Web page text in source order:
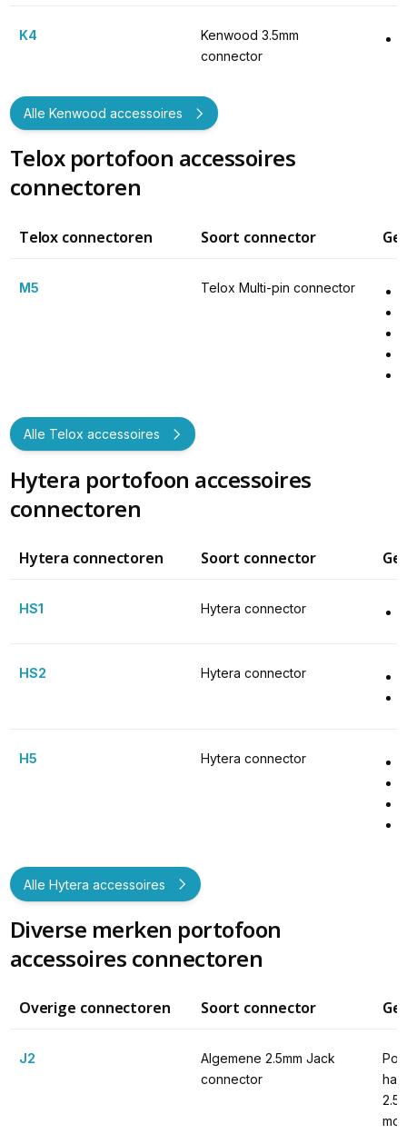
K4
Kenwood 3.5mm
connector
Alle Kenwood accessoires
Telox portofoon accessoires
connectoren
Telox connectoren Soort connector
M5 Telox Multi-pin connector
Alle Telox accessoires
Hytera portofoon accessoires
connectoren
Hytera connectoren Soort connector
HS1 Hytera connector
HS2 Hytera connector
H5 Hytera connector
Alle Hytera accessoires
Diverse merken portofoon
accessoires connectoren
Overige connectoren Soort connector
J2
Algemene 2.5mm Jack
connector